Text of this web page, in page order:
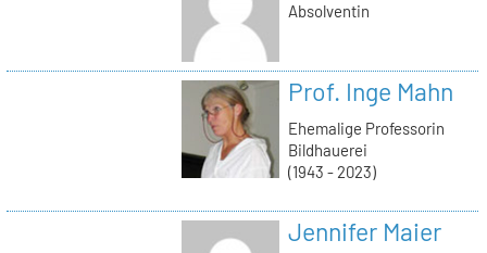
Absolventin
Prof. Inge Mahn
Ehemalige Professorin
Bildhauerei
(1943 - 2023)
Jennifer Maier